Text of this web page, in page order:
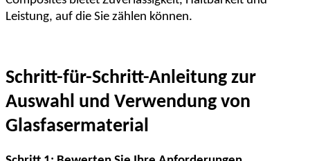
Leistung, auf die Sie zählen können.
Schritt-für-Schritt-Anleitung zur
Auswahl und Verwendung von
Glasfasermaterial